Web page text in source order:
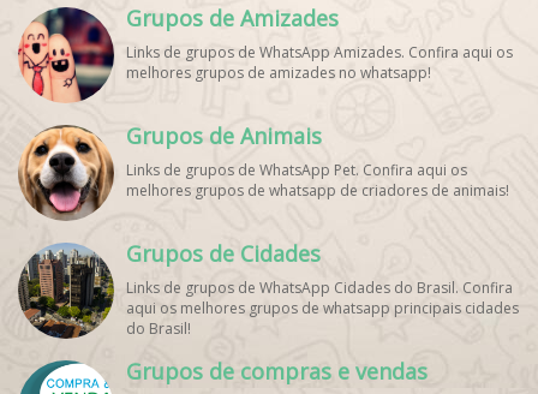
Grupos de Amizades
Links de grupos de WhatsApp Amizades. Confira aqui os
melhores grupos de amizades no whatsapp!
Grupos de Animais
Links de grupos de WhatsApp Pet. Confira aqui os
melhores grupos de whatsapp de criadores de animais!
Grupos de Cidades
Links de grupos de WhatsApp Cidades do Brasil. Confira
aqui os melhores grupos de whatsapp principais cidades
do Brasil!
Grupos de compras e vendas